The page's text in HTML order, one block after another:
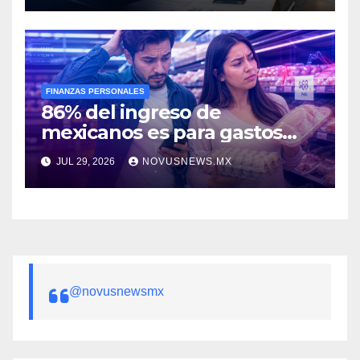
FINANZAS PERSONALES
86% del ingreso de
mexicanos es para gastos
esenciales: encuesta
JUL 29, 2026 NOVUSNEWS.MX
@novusnewsmx